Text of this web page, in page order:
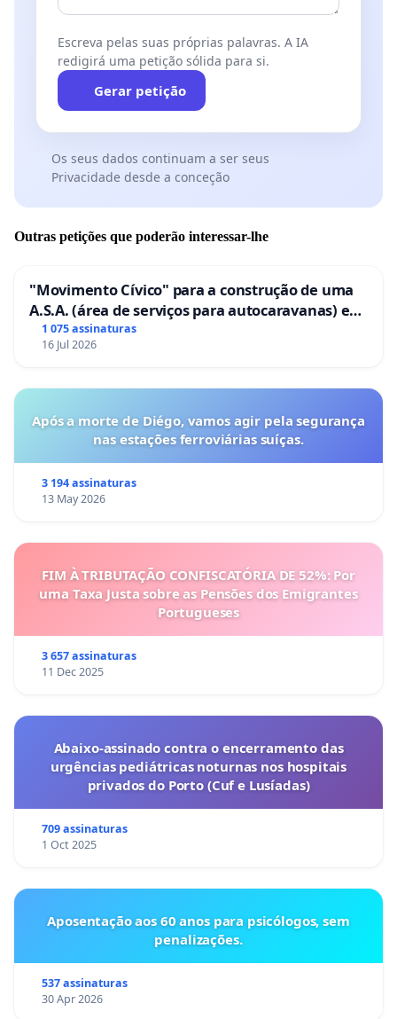
Escreva pelas suas próprias palavras. A IA
redigirá uma petição sólida para si.
Gerar petição
Os seus dados continuam a ser seus
Privacidade desde a conceção
Outras petições que poderão interessar-lhe
"Movimento Cívico" para a construção de uma
A.S.A. (área de serviços para autocaravanas) em
Coimbra
1 075 assinaturas
16 Jul 2026
Após a morte de Diégo, vamos agir pela segurança
nas estações ferroviárias suíças.
3 194 assinaturas
13 May 2026
FIM À TRIBUTAÇÃO CONFISCATÓRIA DE 52%: Por
uma Taxa Justa sobre as Pensões dos Emigrantes
Portugueses
3 657 assinaturas
11 Dec 2025
Abaixo-assinado contra o encerramento das
urgências pediátricas noturnas nos hospitais
privados do Porto (Cuf e Lusíadas)
709 assinaturas
1 Oct 2025
Aposentação aos 60 anos para psicólogos, sem
penalizações.
537 assinaturas
30 Apr 2026